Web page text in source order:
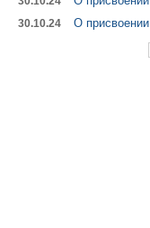
30.10.24
О